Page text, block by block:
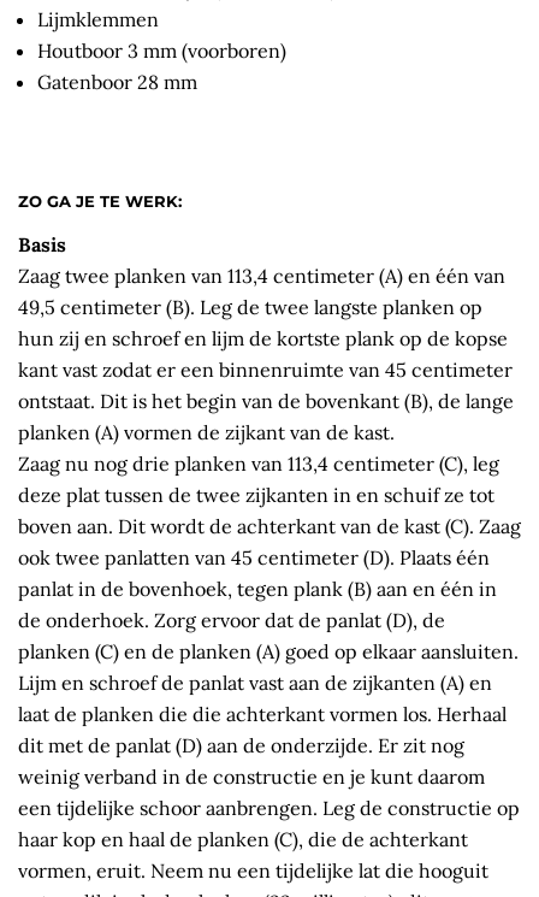
Lijmklemmen
Houtboor 3 mm (voorboren)
Gatenboor 28 mm
ZO GA JE TE WERK:
Basis
Zaag twee planken van 113,4 centimeter (A) en één van
49,5 centimeter (B). Leg de twee langste planken op
hun zij en schroef en lijm de kortste plank op de kopse
kant vast zodat er een binnenruimte van 45 centimeter
ontstaat. Dit is het begin van de bovenkant (B), de lange
planken (A) vormen de zijkant van de kast.
Zaag nu nog drie planken van 113,4 centimeter (C), leg
deze plat tussen de twee zijkanten in en schuif ze tot
boven aan. Dit wordt de achterkant van de kast (C). Zaag
ook twee panlatten van 45 centimeter (D). Plaats één
panlat in de bovenhoek, tegen plank (B) aan en één in
de onderhoek. Zorg ervoor dat de panlat (D), de
planken (C) en de planken (A) goed op elkaar aansluiten.
Lijm en schroef de panlat vast aan de zijkanten (A) en
laat de planken die die achterkant vormen los. Herhaal
dit met de panlat (D) aan de onderzijde. Er zit nog
weinig verband in de constructie en je kunt daarom
een tijdelijke schoor aanbrengen. Leg de constructie op
haar kop en haal de planken (C), die de achterkant
vormen, eruit. Neem nu een tijdelijke lat die hooguit